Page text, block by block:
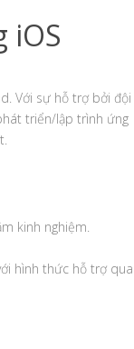
iOS
Với sự hỗ trợ bởi đội
triển/lập trình ứng
kinh nghiệm.
hình thức hỗ trợ qua